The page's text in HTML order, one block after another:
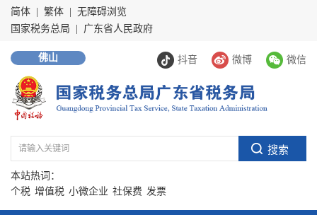
简体 繁体
无障碍浏览
国家税务总局
广东省人民政府
抖音 微博 微信
佛山
本站热词：
个税 增值税 小微企业 社保费 发票